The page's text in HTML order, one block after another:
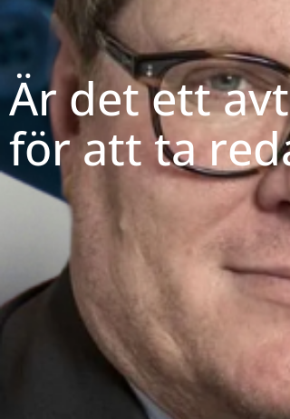
Är det ett
för att ta